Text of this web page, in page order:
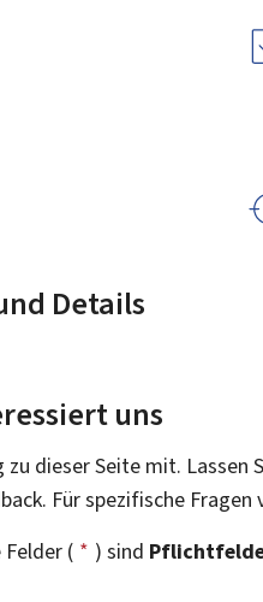
Details
uns
zu dieser Seite mit.
Für spezifische
( * ) sind